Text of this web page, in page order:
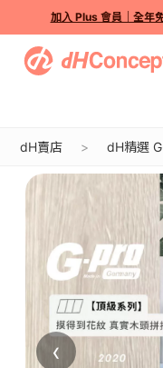
加入 Plus 會員｜全年
dH賣店 dH精選
‹